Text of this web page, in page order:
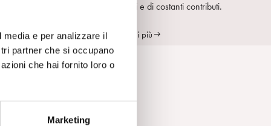
e per analizzare il
partner che si occupano
che hai fornito loro o
Marketing
nuove voci e di costanti contributi.
Scopri di più